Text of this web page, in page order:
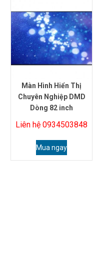
Màn Hình Hiển Thị
Chuyên Nghiệp DMD
Dòng 82 inch
Liên hệ 0934503848
Mua ngay